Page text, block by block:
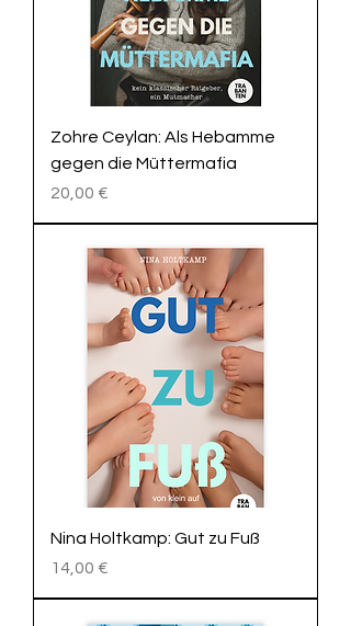
Zohre Ceylan: Als Hebamme
gegen die Müttermafia
Preis
20,00 €
Nina Holtkamp: Gut zu Fuß
Preis
14,00 €